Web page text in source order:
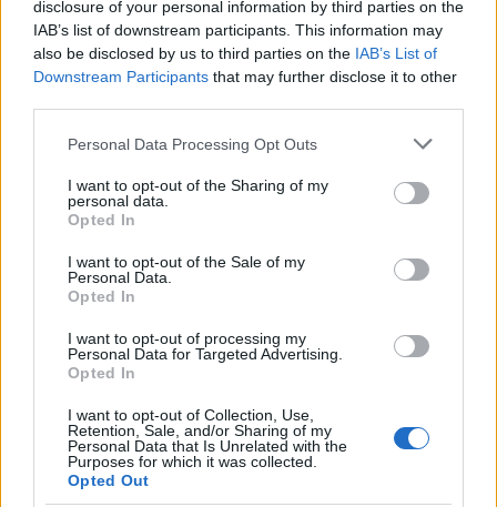
disclosure of your personal information by third parties on the
IAB’s list of downstream participants. This information may
also be disclosed by us to third parties on the IAB’s List of
Downstream Participants that may further disclose it to other
Please note that this website/app uses one or more Google
not limited to your visit or usage behaviour. You may click to
grant or deny consent to Google and its third-party tags to
use your data for below specified purposes in below Google
consent section.
Personal Data Processing Opt Outs
I want to opt-out of the Sharing of my
personal data.
Opted In
I want to opt-out of the Sale of my
Personal Data.
Opted In
I want to opt-out of processing my
Personal Data for Targeted Advertising.
Opted In
I want to opt-out of Collection, Use,
Retention, Sale, and/or Sharing of my
Personal Data that Is Unrelated with the
Purposes for which it was collected.
Opted Out
Szekeres András, a Junkies együttes
frontembere volt a Küzdőtér vendége
2021.11.27.
Perutek János
Küzdőtér